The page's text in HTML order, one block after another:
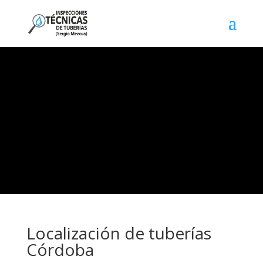
Localización de tuberías
Córdoba